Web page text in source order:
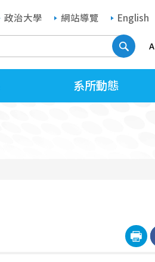
政治大學 網站導覽 English
搜尋A
系所動態